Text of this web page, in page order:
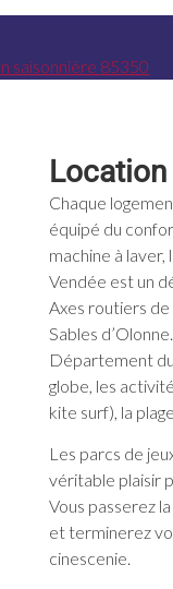
Chaque
équipé du
machine à
Vendée est un
Axes routiers
Sables
Département
globe, les
kite surf), la
Les parcs de
véritable plaisir
Vous passerez
et terminerez
cinescenie.